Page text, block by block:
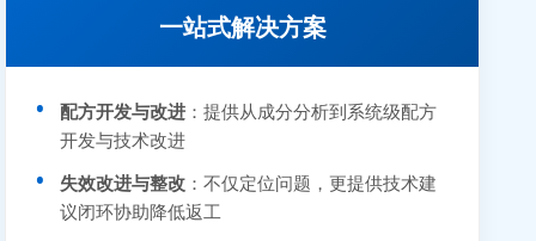
一站式解决方案
配方开发与改进 ：提供从成分分析到系统级配方
开发与技术改进
失效改进与整改 ：不仅定位问题，更提供技术建
议闭环协助降低返工